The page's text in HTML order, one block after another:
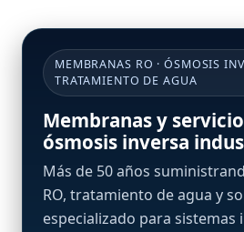
MEMBRANAS RO · ÓSMOSIS
TRATAMIENTO DE AGUA
Membranas y
ósmosis inversa
Más de 50 años
RO, tratamiento de agua y
especializado para sistemas